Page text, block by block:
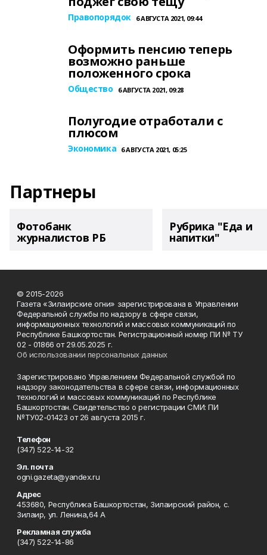
Правопорядок 6 АВГУСТА 2021, 09:44
Оформить пенсию теперь
возможно раньше
положенного срока
Общество 6 АВГУСТА 2021, 09:28
Полугодие отработали с
плюсом
Экономика 6 АВГУСТА 2021, 05:25
Партнеры
Фотобанк
журналистов РБ
Рубрика "Еда и
напитки"
© 2015-2026
Газета «Зилаирские огни» зарегистрирована в Управлении
Федеральной службы по надзору в сфере связи,
информационных технологий и массовых коммуникаций по
Республике Башкортостан. Регистрационный номер ПИ № ТУ
02 - 01866 от 29.05.2025 г.
Об использовании персональных данных
Зарегистрировано Управлением Федеральной службой по
надзору законодательства в сфере связи, информационных
технологий и массовых коммуникаций по Республике
Башкортостан. Свидетельство о регистрации СМИ: ПИ
№ТУ02-01423 от 26 августа 2015 г.
Телефон
(347) 522-14-32
Эл. почта
ogni.gazeta@yandex.ru
Адрес
453680, Республика Башкортостан, Зилаирский район, с.
Зилаир, ул. Ленина,64 А
Рекламная служба
(347) 522-14-86